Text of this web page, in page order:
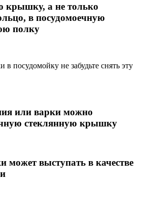
крышку, а не только
в посудомоечную
полку
в посудомойку не забудьте снять эту
или варки можно
стеклянную крышку
может выступать в качестве